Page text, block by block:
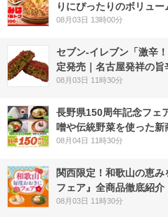
りにぴったりのボリュ
08月03日 13時00分
セブン-イレブン「激辛
定発売｜名古屋発祥の
08月03日 11時30分
長野県150周年記念フ
噌や伝統野菜を使った新
08月04日 11時30分
関西限定！和歌山の恵
フェア』全商品徹底紹介
08月03日 11時30分